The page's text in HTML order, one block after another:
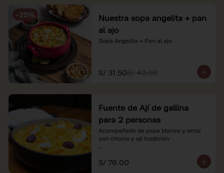
-25%
Nuestra sopa angelita + pan
al ajo
Sopa Angelita + Pan al ajo
S/ 31.50S/ 42.00
Fuente de Ají de gallina
para 2 personas
Acompañado de papa blanca y arroz
con choclo y ají tradición
*Nuestros precios están expresados en
soles e incluyen impuestos de ley y
S/ 76.00